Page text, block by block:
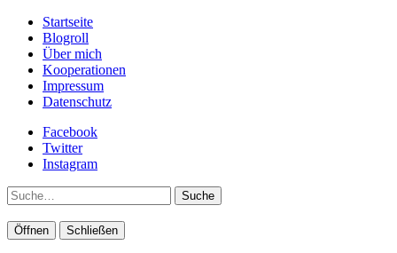
Startseite
Blogroll
Über mich
Kooperationen
Impressum
Datenschutz
Facebook
Twitter
Instagram
Suche
Öffnen Schließen